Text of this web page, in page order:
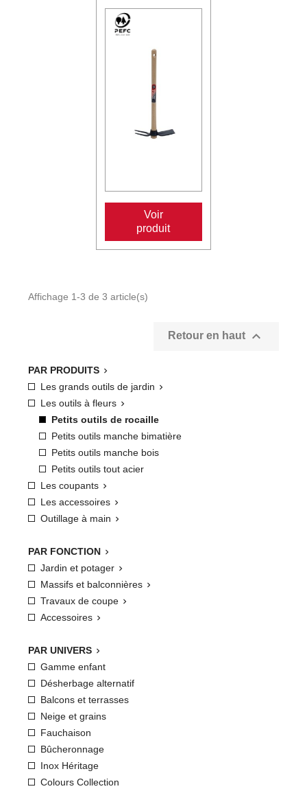
PAR PRODUITS 
Les grands outils de jardin 
Les outils à fleurs 
Petits outils de rocaille
Petits outils manche bimatière
Petits outils manche bois
Petits outils tout acier
Les coupants 
Les accessoires 
Outillage à main 
PAR FONCTION 
Jardin et potager 
Massifs et balconnières 
Travaux de coupe 
Accessoires 
PAR UNIVERS 
Gamme enfant
Désherbage alternatif
Balcons et terrasses
Neige et grains
Fauchaison
Bûcheronnage
Inox Héritage
Colours Collection
Voir
produit
Affichage 1-3 de 3 article(s)
Retour en haut 